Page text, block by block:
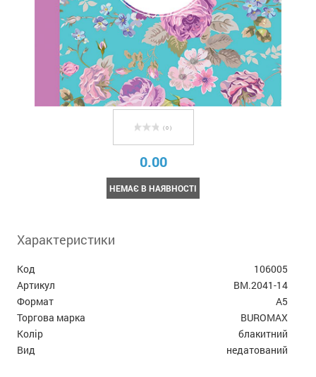
( 0 )
0.00
НЕМАЄ В НАЯВНОСТІ
Характеристики
Код
106005
Артикул
BM.2041-14
Формат
А5
Торгова марка
BUROMAX
Колір
блакитний
Вид
недатований